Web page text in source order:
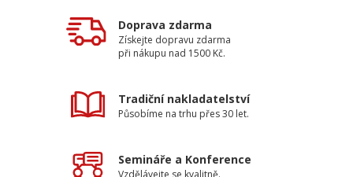
Doprava zdarma
Získejte dopravu zdarma
při nákupu nad 1500 Kč.
Tradiční nakladatelství
Působíme na trhu přes 30 let.
Semináře a Konference
Vzdělávejte se kvalitně.